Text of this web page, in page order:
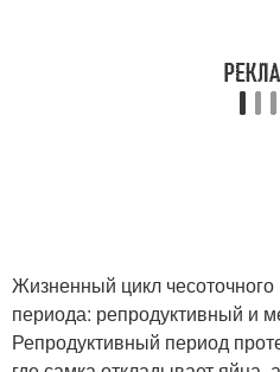
Жизненный цикл
периода: репродуктивный и
Репродуктивный период